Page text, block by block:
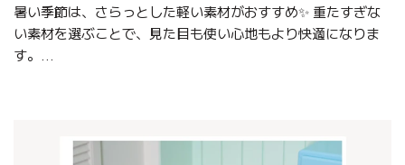
暑い季節は、さらっとした軽い素材がおすすめ✨ 重たすぎな
い素材を選ぶことで、見た目も使い心地もより快適になりま
す。...